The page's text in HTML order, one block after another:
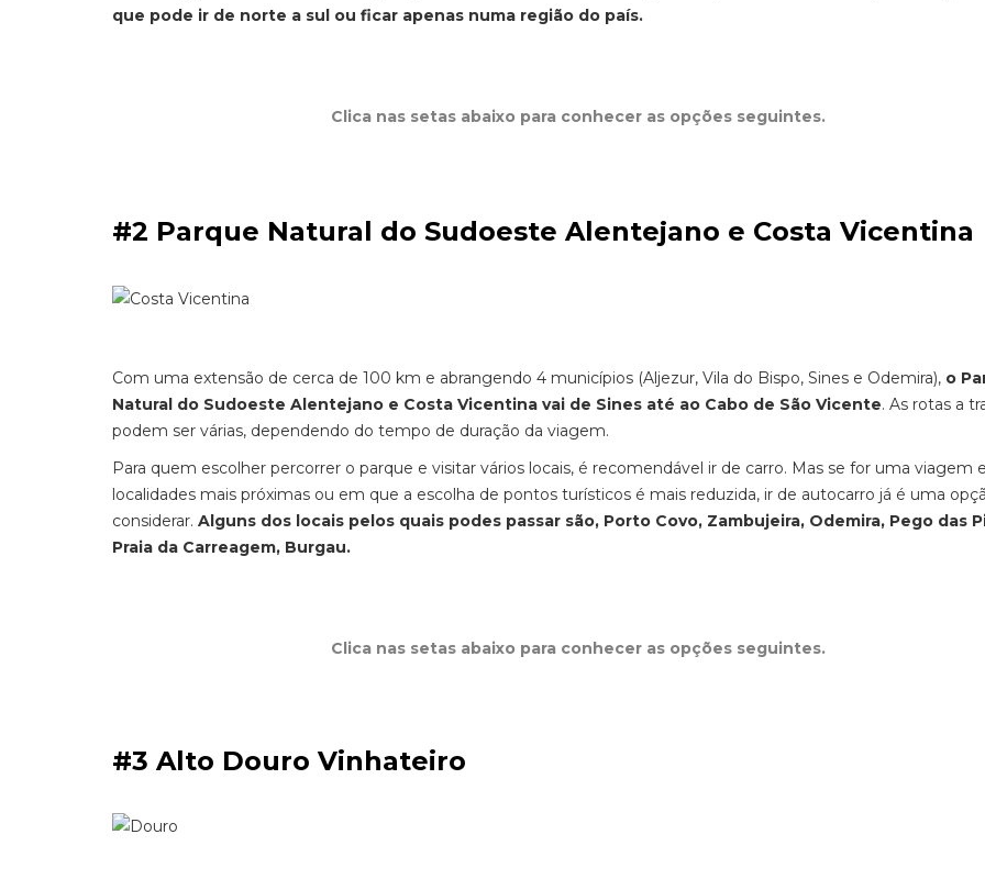
que pode ir de norte a sul ou ficar apenas numa região do país.
Clica nas setas abaixo para conhecer as opções seguintes.
#2 Parque Natural do Sudoeste Alentejano e Costa Vicentina
Com uma extensão de cerca de 100 km e abrangendo 4 municípios (Aljezur, Vila do Bispo, Sines e Odemira), o
Natural do Sudoeste Alentejano e Costa Vicentina vai de Sines até ao Cabo de São Vicente. As rotas a
podem ser várias, dependendo do tempo de duração da viagem.
Para quem escolher percorrer o parque e visitar vários locais, é recomendável ir de carro. Mas se for uma viagem
localidades mais próximas ou em que a escolha de pontos turísticos é mais reduzida, ir de autocarro já é uma
considerar. Alguns dos locais pelos quais podes passar são, Porto Covo, Zambujeira, Odemira, Pego das
Praia da Carreagem, Burgau.
Clica nas setas abaixo para conhecer as opções seguintes.
#3 Alto Douro Vinhateiro